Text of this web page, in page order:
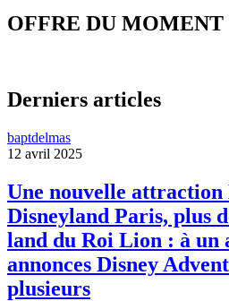
OFFRE DU MOMENT
Derniers articles
baptdelmas
12 avril 2025
Une nouvelle
Disneyland Paris, plus
land du Roi Lion : à un
annonces Disney
plusieurs